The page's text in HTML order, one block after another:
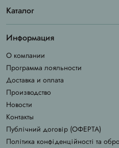
Каталог
Информация
О компании
Программа лояльности
Доставка и оплата
Производство
Новости
Контакты
Публічний договір (ОФЕРТА)
Політика конфіденційності та